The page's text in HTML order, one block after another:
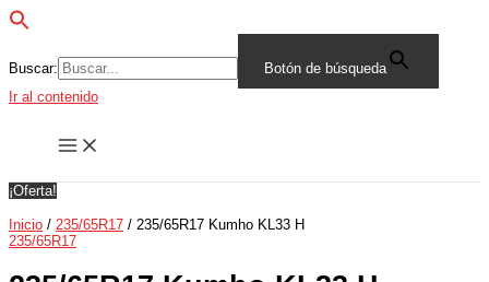
Buscar:
Botón de búsqueda
Ir al contenido
¡Oferta!
Inicio / 235/65R17 / 235/65R17 Kumho KL33 H
235/65R17